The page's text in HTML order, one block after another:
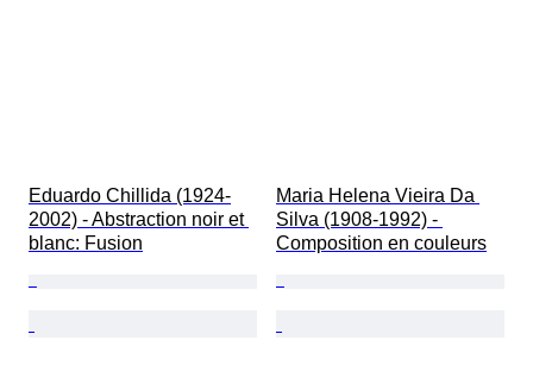
Eduardo Chillida (1924-
2002) - Abstraction noir et
blanc: Fusion
Maria Helena Vieira Da
Silva (1908-1992) -
Composition en couleurs